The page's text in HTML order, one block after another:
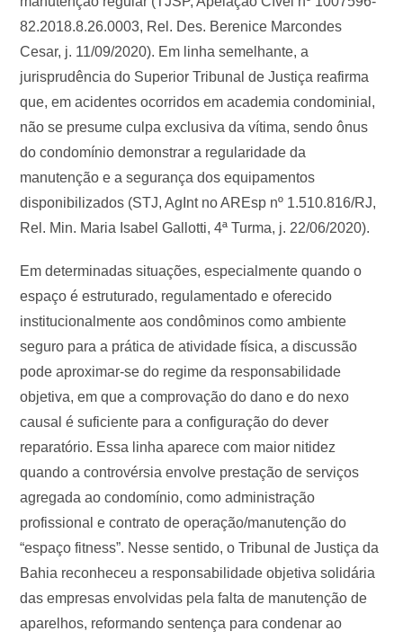
82.2018.8.26.0003, Rel. Des. Berenice Marcondes
Cesar, j. 11/09/2020). Em linha semelhante, a
jurisprudência do Superior Tribunal de Justiça reafirma
que, em acidentes ocorridos em academia condominial,
não se presume culpa exclusiva da vítima, sendo ônus
do condomínio demonstrar a regularidade da
manutenção e a segurança dos equipamentos
disponibilizados (STJ, AgInt no AREsp nº 1.510.816/RJ,
Rel. Min. Maria Isabel Gallotti, 4ª Turma, j. 22/06/2020).
Em determinadas situações, especialmente quando o
espaço é estruturado, regulamentado e oferecido
institucionalmente aos condôminos como ambiente
seguro para a prática de atividade física, a discussão
pode aproximar-se do regime da responsabilidade
objetiva, em que a comprovação do dano e do nexo
causal é suficiente para a configuração do dever
reparatório. Essa linha aparece com maior nitidez
quando a controvérsia envolve prestação de serviços
agregada ao condomínio, como administração
profissional e contrato de operação/manutenção do
“espaço fitness”. Nesse sentido, o Tribunal de Justiça da
Bahia reconheceu a responsabilidade objetiva solidária
das empresas envolvidas pela falta de manutenção de
aparelhos, reformando sentença para condenar ao